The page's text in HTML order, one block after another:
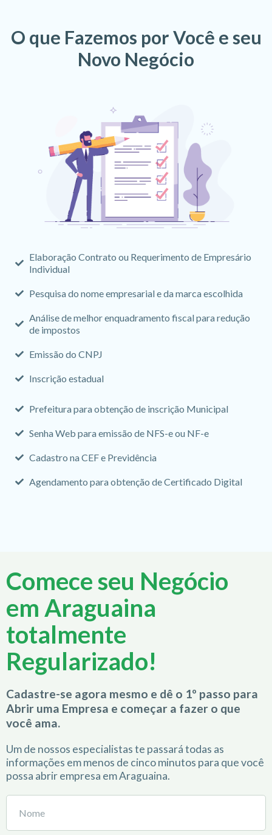
O que Fazemos por Você e seu
Novo Negócio
Elaboração Contrato ou Requerimento de Empresário
Individual
Pesquisa do nome empresarial e da marca escolhida
Análise de melhor enquadramento fiscal para redução
de impostos
Emissão do CNPJ
Inscrição estadual
Prefeitura para obtenção de inscrição Municipal
Senha Web para emissão de NFS-e ou NF-e
Cadastro na CEF e Previdência
Agendamento para obtenção de Certificado Digital
Comece seu Negócio
em Araguaina
totalmente
Regularizado!
Cadastre-se agora mesmo e dê o 1º passo para
Abrir uma Empresa e começar a fazer o que
você ama.
Um de nossos especialistas te passará todas as
informações em menos de cinco minutos para que você
possa abrir empresa em Araguaina.